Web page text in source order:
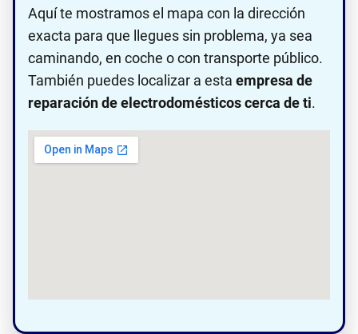
Aquí te mostramos el mapa con la dirección
exacta para que llegues sin problema, ya sea
caminando, en coche o con transporte público.
También puedes localizar a esta empresa de
reparación de electrodomésticos cerca de ti.